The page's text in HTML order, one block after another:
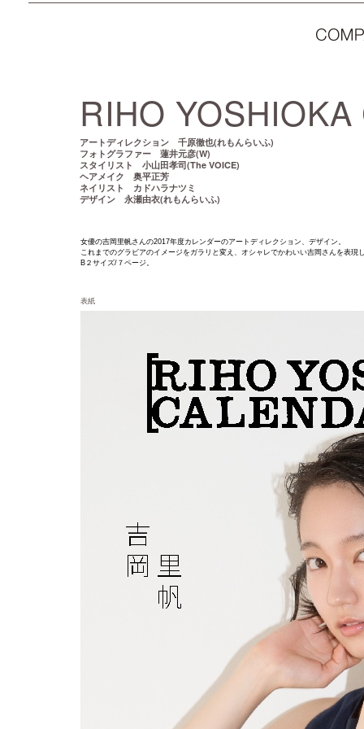
RIHO
アートディレクション 千原徹也(れもんらいふ)
フォトグラファー 蓮井元彦(W)
スタイリスト 小山田孝司(The VOICE)
ヘアメイク 奥平正芳
ネイリスト カドハラナツミ
デザイン 永瀬由衣(れもんらいふ)
女優の吉岡里帆さんの2017年度カレンダーのアートディレクション、デザイン。
これまでのグラビアのイメージをガラリと変え、オシャレでかわいい吉岡さんを表現
B２サイズ/７ページ。
表紙